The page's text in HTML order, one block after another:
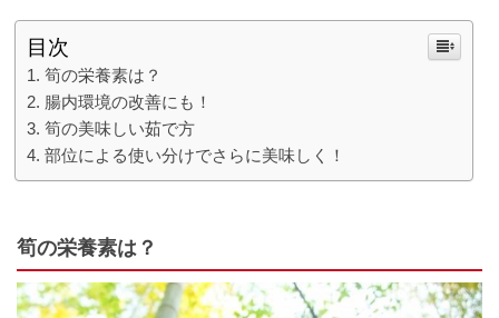
目次
筍の栄養素は？
腸内環境の改善にも！
筍の美味しい茹で方
部位による使い分けでさらに美味しく！
筍の栄養素は？